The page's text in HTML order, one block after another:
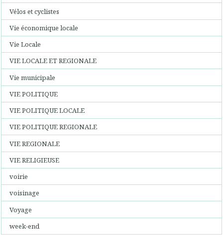
Vélos et cyclistes
Vie économique locale
Vie Locale
VIE LOCALE ET REGIONALE
Vie municipale
VIE POLITIQUE
VIE POLITIQUE LOCALE
VIE POLITIQUE REGIONALE
VIE REGIONALE
VIE RELIGIEUSE
voirie
voisinage
Voyage
week-end